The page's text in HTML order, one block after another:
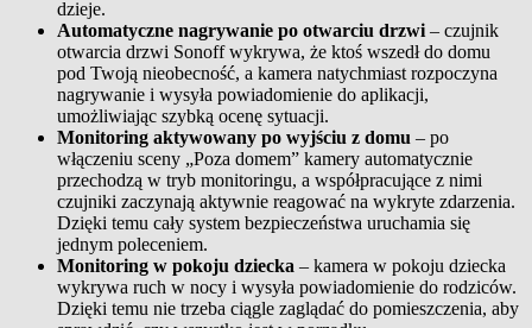
dzieje.
Automatyczne nagrywanie po otwarciu drzwi – czujnik
otwarcia drzwi Sonoff wykrywa, że ktoś wszedł do domu
pod Twoją nieobecność, a kamera natychmiast rozpoczyna
nagrywanie i wysyła powiadomienie do aplikacji,
umożliwiając szybką ocenę sytuacji.
Monitoring aktywowany po wyjściu z domu – po
włączeniu sceny „Poza domem” kamery automatycznie
przechodzą w tryb monitoringu, a współpracujące z nimi
czujniki zaczynają aktywnie reagować na wykryte zdarzenia.
Dzięki temu cały system bezpieczeństwa uruchamia się
jednym poleceniem.
Monitoring w pokoju dziecka – kamera w pokoju dziecka
wykrywa ruch w nocy i wysyła powiadomienie do rodziców.
Dzięki temu nie trzeba ciągle zaglądać do pomieszczenia, aby